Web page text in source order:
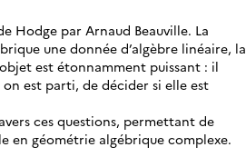
Hodge par Arnaud Beauville. La
une donnée d’algèbre linéaire, la
est étonnamment puissant : il
est parti, de décider si elle est
ces questions, permettant de
en géométrie algébrique complexe.